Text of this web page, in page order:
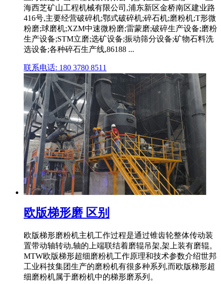
海西芝矿山工程机械有限公司,浦东新区金桥南区建业路
416号,主要经营破碎机;鄂式破碎机;碎石机;磨粉机;T形微
粉磨;球磨机;XZM中速微粉磨;雷蒙磨;破碎生产设备;磨粉
生产设备;STM立磨;选矿设备;振动筛分设备;矿物石料洗
选设备;各种碎石生产线,86188 ...
联系电话: 180 3780 8511
欧版梯形磨 区别
欧版梯形磨粉机主机工作过程是通过锥齿轮整体传动装
置带动轴转动,轴的上端联结着磨辊吊架,架上装有磨辊。
MTW欧版梯形超细磨粉机工作原理和技术参数介绍世邦
工业科技集团生产的磨粉机有很多种系列,而欧版梯形超
细磨粉机属于磨粉机中的梯形磨系列。